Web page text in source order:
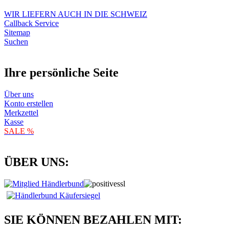
WIR LIEFERN AUCH IN DIE SCHWEIZ
Callback Service
Sitemap
Suchen
Ihre persönliche Seite
Über uns
Konto erstellen
Merkzettel
Kasse
SALE %
ÜBER UNS:
SIE KÖNNEN BEZAHLEN MIT: